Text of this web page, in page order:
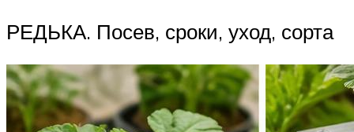
РЕДЬКА. Посев, сроки, уход, сорта